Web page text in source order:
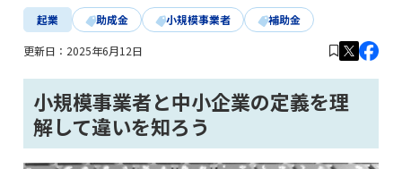
起業 助成金 小規模事業者 補助金
更新日： 2025年6月12日
小規模事業者と中小企業の定義を理
解して違いを知ろう